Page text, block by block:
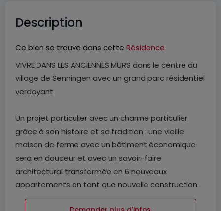
Description
Ce bien se trouve dans cette Résidence
VIVRE DANS LES ANCIENNES MURS dans le centre du
village de Senningen avec un grand parc résidentiel
verdoyant
Un projet particulier avec un charme particulier
grâce à son histoire et sa tradition : une vieille
maison de ferme avec un bâtiment économique
sera en douceur et avec un savoir-faire
architectural transformée en 6 nouveaux
appartements en tant que nouvelle construction.
De plus, une ancienne "halle aux fruits et légumes"